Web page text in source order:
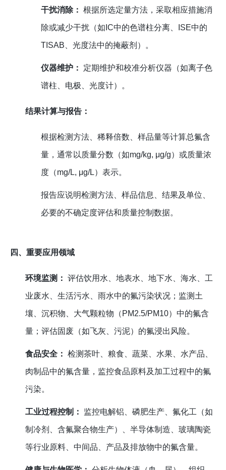
干扰消除： 根据所选定量方法，采取相应措施消
除或减少干扰（如IC中的色谱柱分离、ISE中的
TISAB、光度法中的掩蔽剂）。
仪器维护： 定期维护和校准分析仪器（如离子色
谱柱、电极、光度计）。
结果计算与报告：
根据检测方法、稀释倍数、样品量等计算总氟含
量，通常以质量分数（如mg/kg, μg/g）或质量浓
度（mg/L, μg/L）表示。
报告应说明检测方法、样品信息、结果及单位、
必要的不确定度评估和质量控制数据。
四、重要应用领域
环境监测： 评估饮用水、地表水、地下水、海水、工
业废水、生活污水、雨水中的氟污染状况；监测土
壤、沉积物、大气颗粒物（PM2.5/PM10）中的氟含
量；评估固废（如飞灰、污泥）的氟浸出风险。
食品安全： 检测茶叶、粮食、蔬菜、水果、水产品、
肉制品中的氟含量，监控食品原料及加工过程中的氟
污染。
工业过程控制： 监控电解铝、磷肥生产、氟化工（如
制冷剂、含氟聚合物生产）、半导体制造、玻璃陶瓷
等行业原料、中间品、产品及排放物中的氟含量。